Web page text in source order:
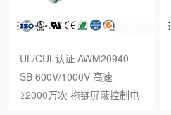
UL/CUL认证 AWM20940-
SB 600V/1000V 高速
≥2000万次 拖链屏蔽控制电